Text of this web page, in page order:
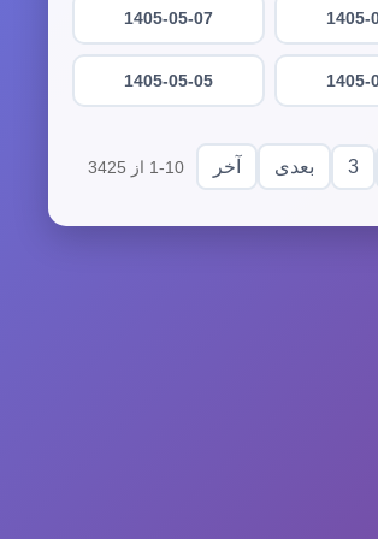
1405-
1405-05-07
1405-
1405-05-05
3 بعدی آخر 1-10 از 3425